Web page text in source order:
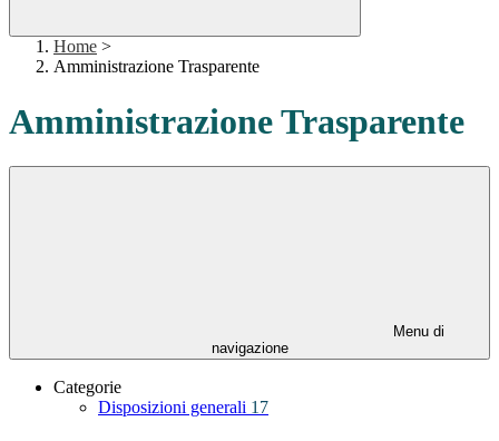
Home >
Amministrazione Trasparente
Amministrazione Trasparente
Menu di
navigazione
Categorie
Disposizioni generali 17